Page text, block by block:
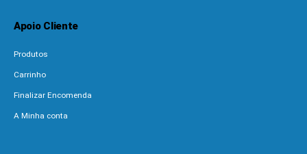
Apoio Cliente
Produtos
Carrinho
Finalizar Encomenda
A Minha conta